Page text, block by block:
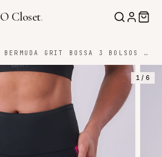
O Closet.
BERMUDA GRIT BOSSA 3 BOLSOS 18CM TRICOLOR
1 / 6